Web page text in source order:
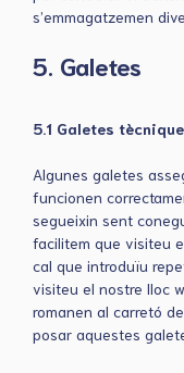
s’emmagatzemen
5. Galetes
5.1 Galetes
Algunes galetes
funcionen
segueixin sent
facilitem que visiteu
cal que introduïu
visiteu el nostre lloc
romanen al carretó
posar aquestes